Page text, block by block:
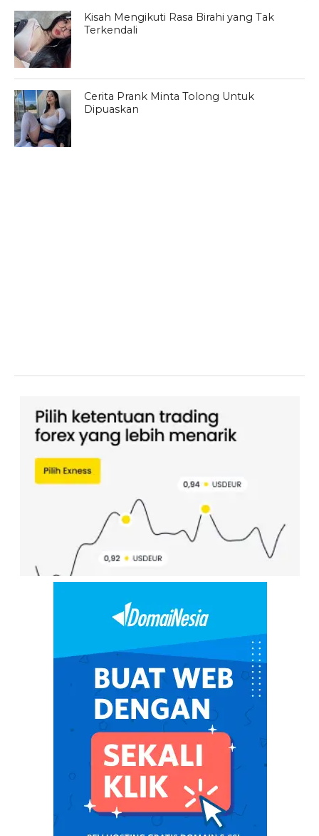
Kisah Mengikuti Rasa Birahi yang Tak
Terkendali
Cerita Prank Minta Tolong Untuk
Dipuaskan